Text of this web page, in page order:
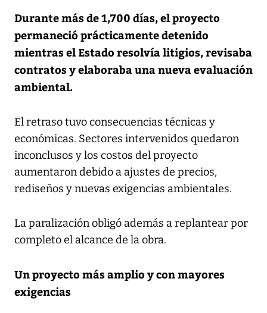
Durante más de 1,700 días, el proyecto
permaneció prácticamente detenido
mientras el Estado resolvía litigios, revisaba
contratos y elaboraba una nueva evaluación
ambiental.
El retraso tuvo consecuencias técnicas y
económicas. Sectores intervenidos quedaron
inconclusos y los costos del proyecto
aumentaron debido a ajustes de precios,
rediseños y nuevas exigencias ambientales.
La paralización obligó además a replantear por
completo el alcance de la obra.
Un proyecto más amplio y con mayores
exigencias